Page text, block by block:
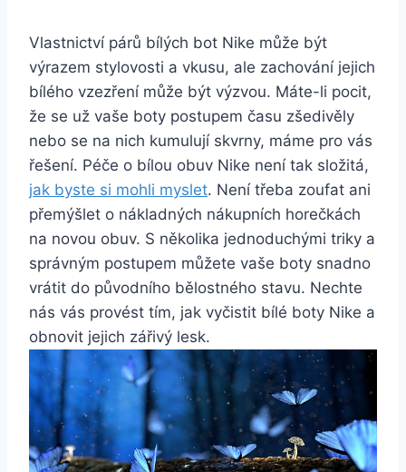
Vlastnictví párů bílých bot ‍Nike může být
výrazem stylovosti a vkusu, ale zachování jejich
⁣bílého​ vzezření může ‍být výzvou. Máte-li pocit,
že se už vaše boty ⁤postupem času zšedivěly
⁤nebo se na nich ‍kumulují skvrny, máme pro vás
řešení. Péče⁢ o bílou obuv Nike‍ není tak složitá,
jak ‌byste si mohli ‍myslet.‌ Není ⁣třeba zoufat ani
přemýšlet o nákladných nákupních horečkách⁣
na novou obuv. S několika jednoduchými triky​ a
⁤správným ⁤postupem můžete vaše boty snadno
vrátit do původního bělostného stavu. Nechte
⁤nás vás⁣ provést tím, jak vyčistit ‍bílé boty Nike a
obnovit jejich​ zářivý lesk.